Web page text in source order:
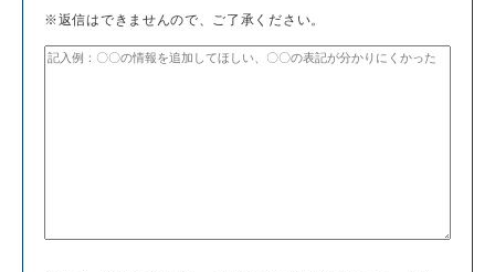
※返信はできませんので、ご了承ください。